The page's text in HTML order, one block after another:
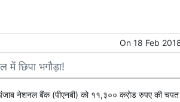
On 18 Feb
में छिपा भगौड़ा!
नेशनल बैंक (पीएनबी) को ११,३०० करो़ड रुपए की चपत